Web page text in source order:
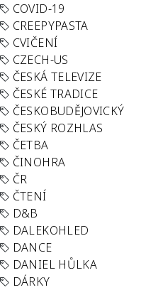
COVID-19
CREEPYPASTA
CVIČENÍ
CZECH-US
ČESKÁ TELEVIZE
ČESKÉ TRADICE
ČESKOBUDĚJOVICKÝ
ČESKÝ ROZHLAS
ČETBA
ČINOHRA
ČR
ČTENÍ
D&B
DALEKOHLED
DANCE
DANIEL HŮLKA
DÁRKY